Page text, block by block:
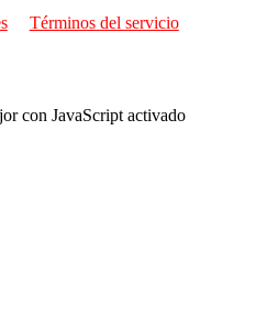
Términos del servicio
con JavaScript activado